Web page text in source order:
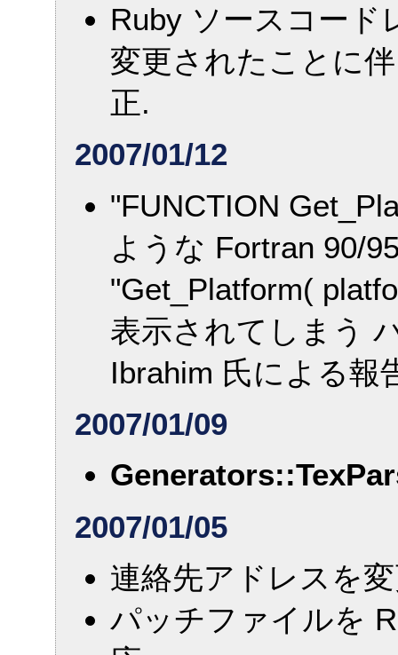
Ruby ソースコード
変更されたことに
正.
2007/01/12
"FUNCTION
ような Fortran 90/
"Get_Platform(
表示されてしまう
Ibrahim 氏による報
2007/01/09
2007/01/05
連絡先アドレスを
パッチファイルを